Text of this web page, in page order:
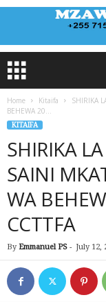
Home Kitaifa
SHIRIKA
BEHEWA 20...
KITAIFA
SHIRIKA
SAINI
WA
CCTTFA
By Emmanuel PS - July 12,